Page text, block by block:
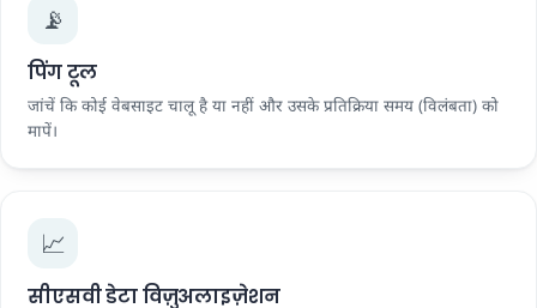
📡
पिंग टूल
जांचें कि कोई वेबसाइट चालू है या नहीं और उसके प्रतिक्रिया समय (विलंबता) को
मापें।
📈
सीएसवी डेटा विज़ुअलाइज़ेशन